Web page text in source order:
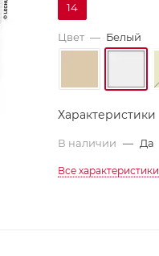
14
Цвет — Белый
Характеристики
В наличии — Да
Все характеристики